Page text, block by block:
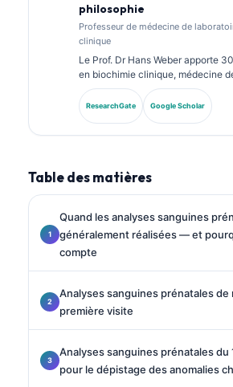
philosophie
Professeur de médecine de
clinique
Le Prof. Dr Hans Weber apporte
en biochimie clinique, médecine
recherche sur les biomarqueurs.
la Société allemande de chimie
spécialise dans l’analyse des
ResearchGate Google Scholar
Table des matières
Quand les analyses sanguines
généralement réalisées — et
compte
Analyses sanguines prénatales de
première visite
Analyses sanguines prénatales du
pour le dépistage des anomalies